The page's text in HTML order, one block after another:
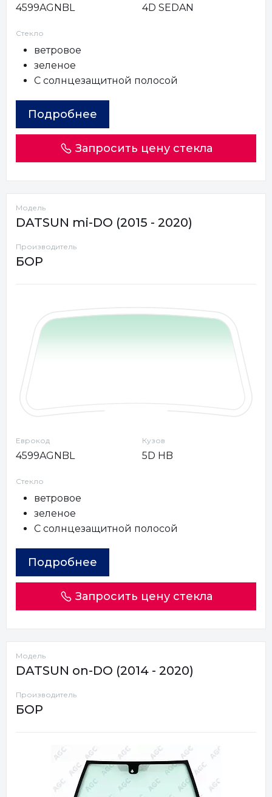
4599AGNBL 4D SEDAN
Стекло
ветровое
зеленое
С солнцезащитной полосой
Подробнее
Запросить цену стекла
Модель
DATSUN mi-DO (2015 - 2020)
Производитель
БОР
Еврокод
4599AGNBL
Кузов
5D HB
Стекло
ветровое
зеленое
С солнцезащитной полосой
Подробнее
Запросить цену стекла
Модель
DATSUN on-DO (2014 - 2020)
Производитель
БОР